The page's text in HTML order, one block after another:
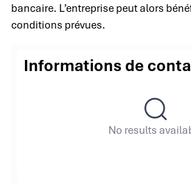
bancaire. L’entreprise peut alors
conditions prévues.
Informations de
No results